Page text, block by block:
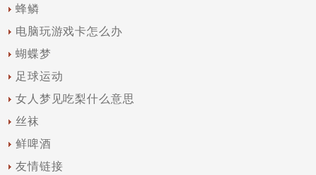
蜂鳞
电脑玩游戏卡怎么办
蝴蝶梦
足球运动
女人梦见吃梨什么意思
丝袜
鲜啤酒
友情链接